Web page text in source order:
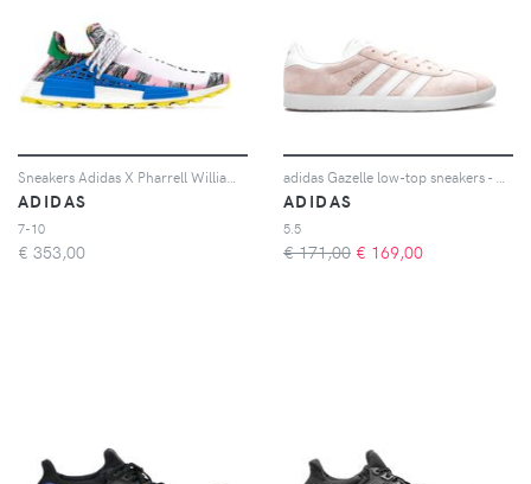
ADIDAS
7-10
€ 353,00
ADIDAS
5.5
€ 171,00 € 169,00